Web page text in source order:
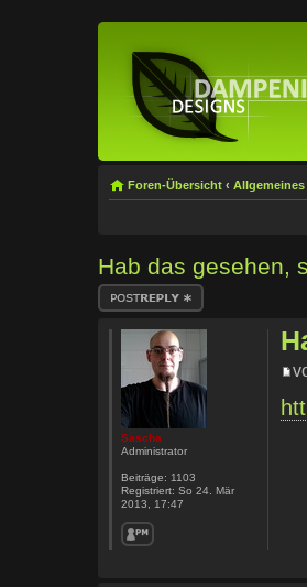
Foren-Übersicht ‹ Allgemeines
Hab das gesehen,
Antwort erstellen
Sascha
Administrator
Beiträge: 1103
Registriert: So 24. Mär
2013, 17:47